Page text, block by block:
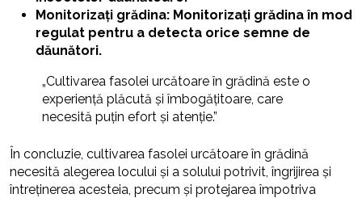
Monitorizați grădina: Monitorizați grădina în mod
regulat pentru a detecta orice semne de
dăunători.
„Cultivarea fasolei urcătoare în grădină este o
experiență plăcută și îmbogățitoare, care
necesită puțin efort și atenție.”
În concluzie, cultivarea fasolei urcătoare în grădină
necesită alegerea locului și a solului potrivit, îngrijirea și
întreținerea acesteia, precum și protejarea împotriva